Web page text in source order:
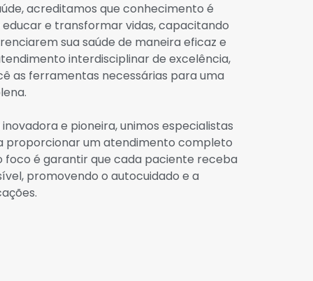
acreditamos que conhecimento é
educar e transformar vidas, capacitando
sua saúde de maneira eficaz e
interdisciplinar de excelência,
as ferramentas necessárias para uma
e pioneira, unimos especialistas
proporcionar um atendimento completo
foco é garantir que cada paciente receba
promovendo o autocuidado e a